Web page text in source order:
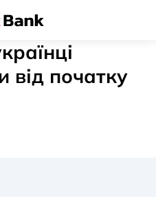
початку